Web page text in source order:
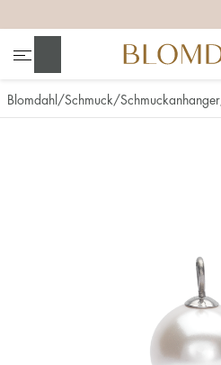
Blomdahl Schmuck Schmuckanhanger